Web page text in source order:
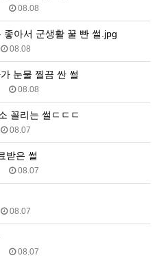
08.08
좋아서 군생활 꿀 빤 썰.jpg
08.08
눈물 찔끔 싼 썰
08.08
꼴리는 썰ㄷㄷㄷ
08.07
받은 썰
08.07
08.07
08.07